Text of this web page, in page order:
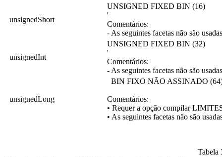
unsignedShort
UNSIGNED FIXED BIN (16)
'
Comentários:
- As seguintes facetas não são
unsignedInt
UNSIGNED FIXED BIN (32)
'
Comentários:
- As seguintes facetas não são
unsignedLong
BIN FIXO NÃO ASSINADO
Comentários:
• Requer a opção compilar
• As seguintes facetas não são
Tabela